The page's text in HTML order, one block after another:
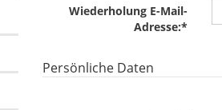
Wiederholung E-Mail-
Adresse:*
Persönliche Daten